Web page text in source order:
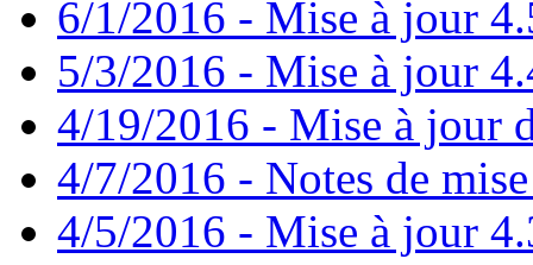
6/1/2016 - Mise à jour
5/3/2016 - Mise à jour
4/19/2016 - Mise à jour
4/7/2016 - Notes de
4/5/2016 - Mise à jour